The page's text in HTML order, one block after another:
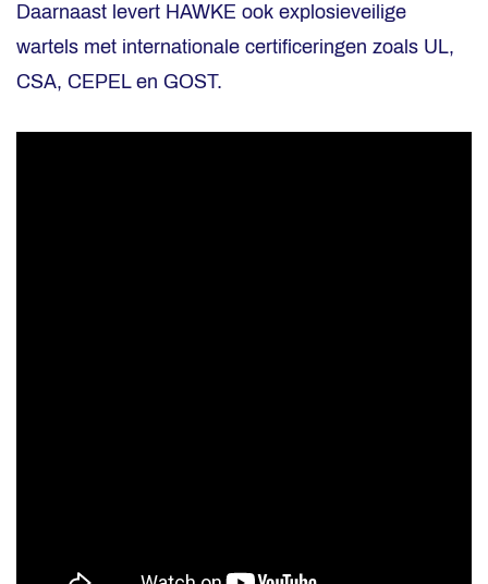
Daarnaast levert HAWKE ook explosieveilige
wartels met internationale certificeringen zoals UL,
CSA, CEPEL en GOST.